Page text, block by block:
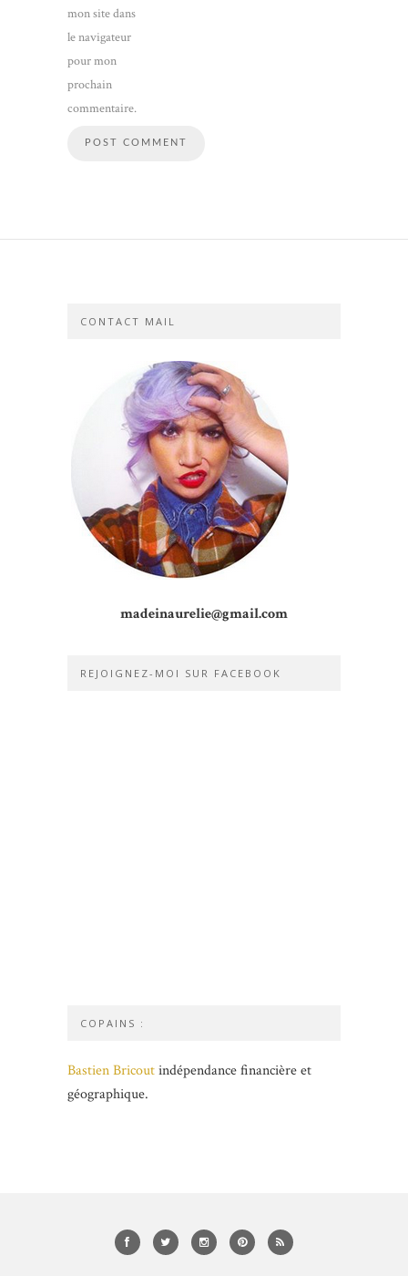
mon site dans
le navigateur
pour mon
prochain
commentaire.
CONTACT MAIL
madeinaurelie@gmail.com
REJOIGNEZ-MOI SUR FACEBOOK
COPAINS :
Bastien Bricoutindépendance financière et
géographique.